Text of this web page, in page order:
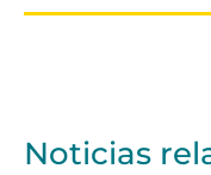
Noticias